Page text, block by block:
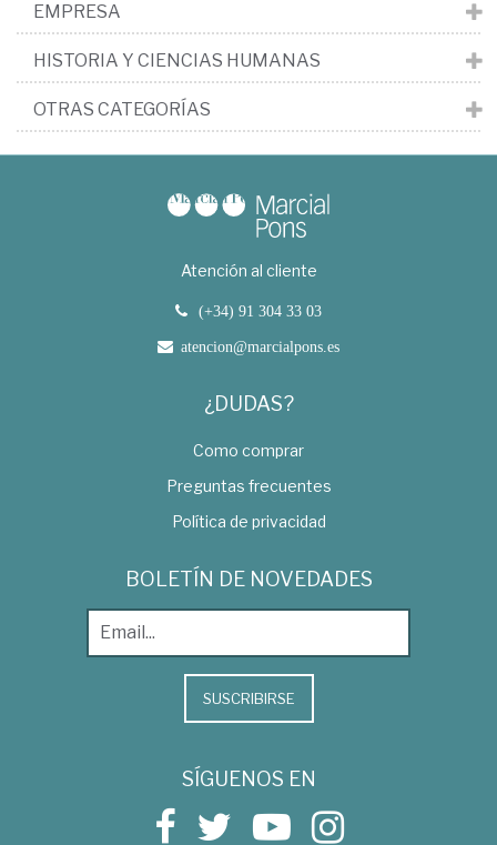
EMPRESA
HISTORIA Y CIENCIAS HUMANAS
OTRAS CATEGORÍAS
Atención al cliente
(+34) 91 304 33 03
atencion@marcialpons.es
¿DUDAS?
Como comprar
Preguntas frecuentes
Política de privacidad
BOLETÍN DE NOVEDADES
SUSCRIBIRSE
SÍGUENOS EN